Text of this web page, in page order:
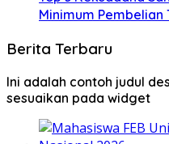
Minimum Pembelian
Berita Terbaru
Ini adalah contoh judul
sesuaikan pada widget